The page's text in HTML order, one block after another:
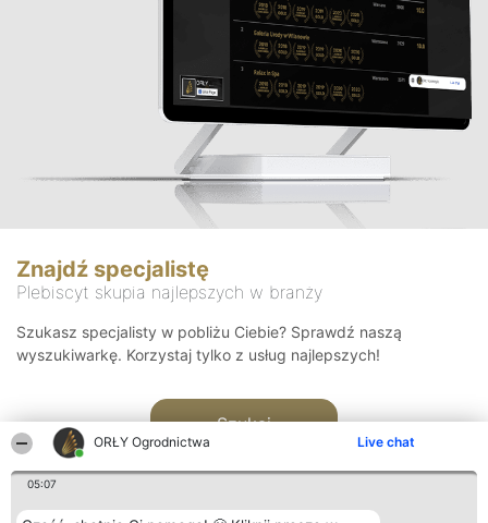
ORŁY Ogrodnictwa Live chat
05:07
Znajdź specjalistę
Plebiscyt skupia najlepszych w branży
Szukasz specjalisty w pobliżu Ciebie? Sprawdź naszą
wyszukiwarkę. Korzystaj tylko z usług najlepszych!
Szukaj